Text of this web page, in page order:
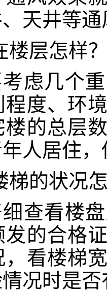
天井等通
楼层怎样
虑几个
度、环
的总层
人居住
梯的状况
查看楼
的合格
看楼梯
况时是